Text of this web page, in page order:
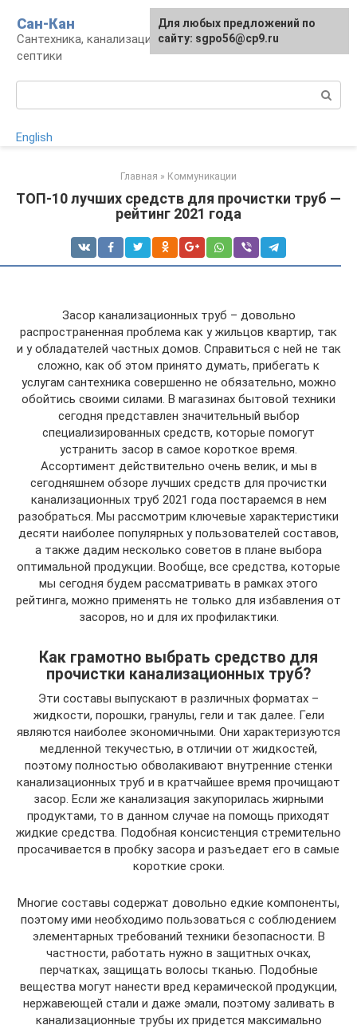
контенту
Сан-Кан
Сантехника, канализация, водопровод,
септики
English
Главная » Коммуникации
ТОП-10 лучших средств для прочистки труб —
рейтинг 2021 года
Засор канализационных труб – довольно
распространенная проблема как у жильцов квартир, так
и у обладателей частных домов. Справиться с ней не так
сложно, как об этом принято думать, прибегать к
услугам сантехника совершенно не обязательно, можно
обойтись своими силами. В магазинах бытовой техники
сегодня представлен значительный выбор
специализированных средств, которые помогут
устранить засор в самое короткое время.
Ассортимент действительно очень велик, и мы в
сегодняшнем обзоре лучших средств для прочистки
канализационных труб 2021 года постараемся в нем
разобраться. Мы рассмотрим ключевые характеристики
десяти наиболее популярных у пользователей составов,
а также дадим несколько советов в плане выбора
оптимальной продукции. Вообще, все средства, которые
мы сегодня будем рассматривать в рамках этого
рейтинга, можно применять не только для избавления от
засоров, но и для их профилактики.
Как грамотно выбрать средство для
прочистки канализационных труб?
Эти составы выпускают в различных форматах –
жидкости, порошки, гранулы, гели и так далее. Гели
являются наиболее экономичными. Они характеризуются
медленной текучестью, в отличии от жидкостей,
поэтому полностью обволакивают внутренние стенки
канализационных труб и в кратчайшее время прочищают
засор. Если же канализация закупорилась жирными
продуктами, то в данном случае на помощь приходят
жидкие средства. Подобная консистенция стремительно
просачивается в пробку засора и разъедает его в самые
короткие сроки.
Многие составы содержат довольно едкие компоненты,
поэтому ими необходимо пользоваться с соблюдением
элементарных требований техники безопасности. В
частности, работать нужно в защитных очках,
перчатках, защищать волосы тканью. Подобные
вещества могут нанести вред керамической продукции,
нержавеющей стали и даже эмали, поэтому заливать в
канализационные трубы их придется максимально
Для любых предложений по
сайту: sgpo56@cp9.ru